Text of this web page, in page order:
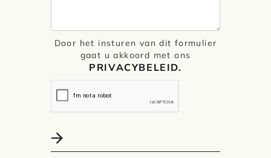
Door het insturen van dit formulier
gaat u akkoord met ons
PRIVACYBELEID.